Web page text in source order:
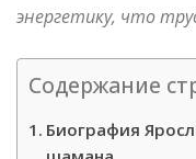
энергетику, что
Содержание
Биография